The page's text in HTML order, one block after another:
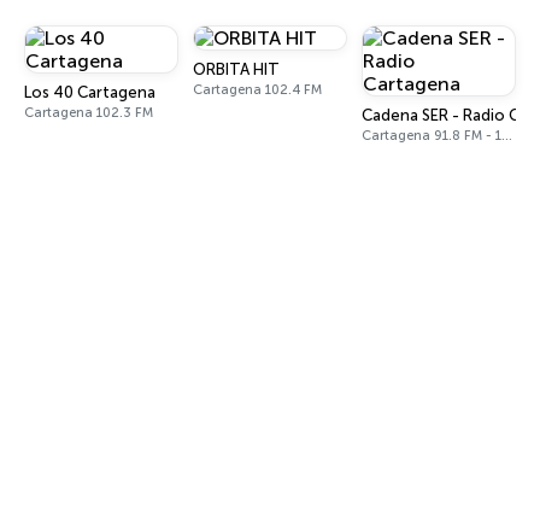
Los 40 Cartagena
Cartagena 102.3 FM
ORBITA HIT
Cartagena 102.4 FM
Cadena SER - Radio
Cartagena 91.8 FM - 1602 AM